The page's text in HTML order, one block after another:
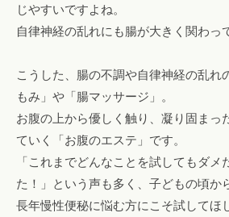
じやすいですよね。
自律神経の乱れにも腸が大きく関わっ
こうした、腸の不調や自律神経の乱れ
もみ」や「腸マッサージ」。
お腹の上から優しく触り、凝り固まっ
ていく「お腹のエステ」です。
「これまでどんなことを試してもダメ
た！」という声も多く、子どもの頃か
長年慢性便秘に悩む方にこそ試してほ